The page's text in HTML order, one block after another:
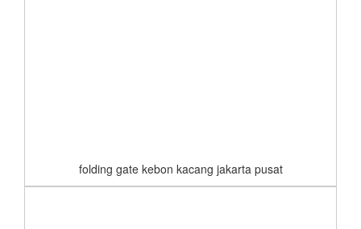
folding gate kebon kacang jakarta pusat